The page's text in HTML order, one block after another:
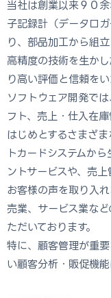
当社は創業以来９０
子記録計（データロ
り、部品加工から組
高精度の技術を生か
り高い評価と信頼を
ソフトウェア開発で
フト、売上・仕入在
はじめとするさまざ
トカードシステムか
ントサービスや、売
お客様の声を取り入
売業、サービス業な
ただいております。
特に、顧客管理が重
い顧客分析・販促機能